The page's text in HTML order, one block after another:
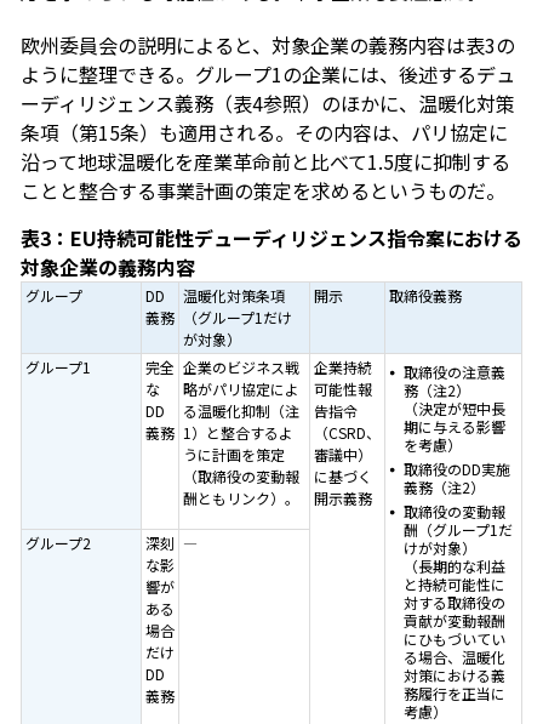
欧州委員会の説明によると、対象企業の義務内容は表3の
ように整理できる。グループ1の企業には、後述するデュ
ーディリジェンス義務（表4参照）のほかに、温暖化対策
条項（第15条）も適用される。その内容は、パリ協定に
沿って地球温暖化を産業革命前と比べて1.5度に抑制する
ことと整合する事業計画の策定を求めるというものだ。
表3：EU持続可能性デューディリジェンス指令案における
対象企業の義務内容
グループ
DD
義務
温暖化対策条項
（グループ1だけ
が対象）
開示 取締役義務
グループ1
完全
な
DD
義務
企業のビジネス戦
略がパリ協定によ
る温暖化抑制（注
1）と整合するよ
うに計画を策定
（取締役の変動報
酬ともリンク）。
企業持続
可能性報
告指令
（CSRD、
審議中）
に基づく
開示義務
取締役の注意義
務（注2）
（決定が短中長
期に与える影響
を考慮）
取締役のDD実施
義務（注2）
取締役の変動報
酬（グループ1だ
けが対象）
（長期的な利益
と持続可能性に
対する取締役の
貢献が変動報酬
にひもづいてい
る場合、温暖化
対策における義
務履行を正当に
考慮）
グループ2
深刻
な影
響が
ある
場合
だけ
DD
義務
―